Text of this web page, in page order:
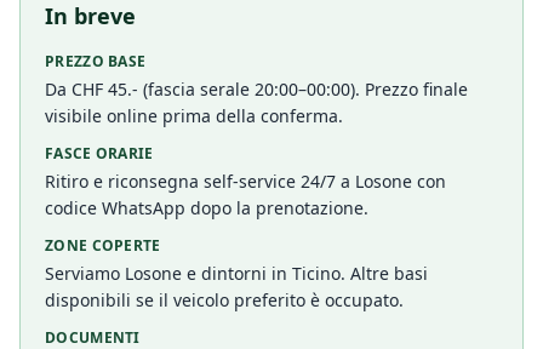
In breve
PREZZO BASE
Da CHF 45.- (fascia serale 20:00–00:00). Prezzo finale
visibile online prima della conferma.
FASCE ORARIE
Ritiro e riconsegna self-service 24/7 a Losone con
codice WhatsApp dopo la prenotazione.
ZONE COPERTE
Serviamo Losone e dintorni in Ticino. Altre basi
disponibili se il veicolo preferito è occupato.
DOCUMENTI